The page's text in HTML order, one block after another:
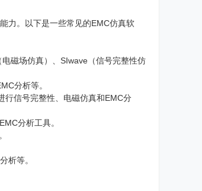
力。以下是一些常见的EMC仿真软
磁场仿真）、SIwave（信号完整性仿
分析等。
行信号完整性、电磁仿真和EMC分
分析工具。
析等。